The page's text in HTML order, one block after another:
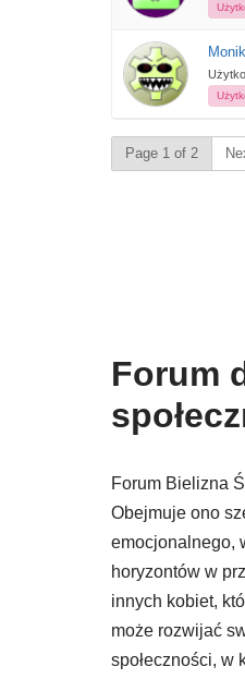
Page 1 of 2
Forum
Forum Bielizna
Obejmuje ono
emocjonalnego,
horyzontów w
innych kobiet,
może rozwijać
społeczności, w